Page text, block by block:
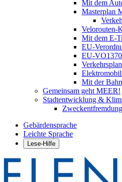
Mit dem
Masterplan
Velorouten-
Mit dem E-
EU-
EU-
Mit der Bahn
Gemeinsam geht MEER!
Stadtentwicklung &
Zweckentfremdung
Gebärdensprache
Leichte Sprache
Lese-Hilfe